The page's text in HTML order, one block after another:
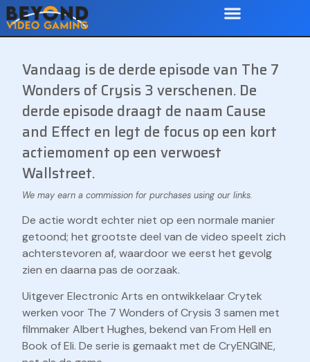
Vandaag is de derde episode van The 7
Wonders of Crysis 3 verschenen. De
derde episode draagt de naam Cause
and Effect en legt de focus op een kort
actiemoment op een verwoest
Wallstreet.
De actie wordt echter niet op een normale manier
getoond; het grootste deel van de video speelt zich
achterstevoren af, waardoor we eerst het gevolg
zien en daarna pas de oorzaak.
Uitgever Electronic Arts en ontwikkelaar Crytek
werken voor The 7 Wonders of Crysis 3 samen met
filmmaker Albert Hughes, bekend van From Hell en
Book of Eli. De serie is gemaakt met de CryENGINE,